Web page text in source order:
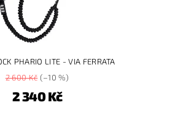
PHARIO LITE - VIA FERRATA
2 600 Kč(–10 %)
2 340 Kč